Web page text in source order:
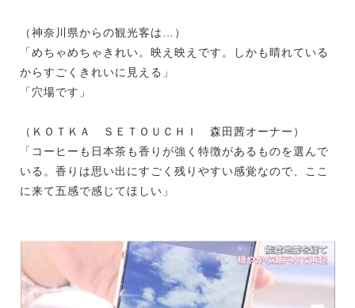
（神奈川県からの観光客は…）
「めちゃめちゃきれい。映え映えです。しかも晴れている
からすごくきれいに見える」
「穴場です」
（ＫＯＴＫＡ ＳＥＴＯＵＣＨＩ 森田茜オーナー）
「コーヒーも日本茶も香りが強く特徴があるものを選んで
いる。香りは思い出にすごく残りやすい感覚なので、ここ
に来て五感で感じてほしい」